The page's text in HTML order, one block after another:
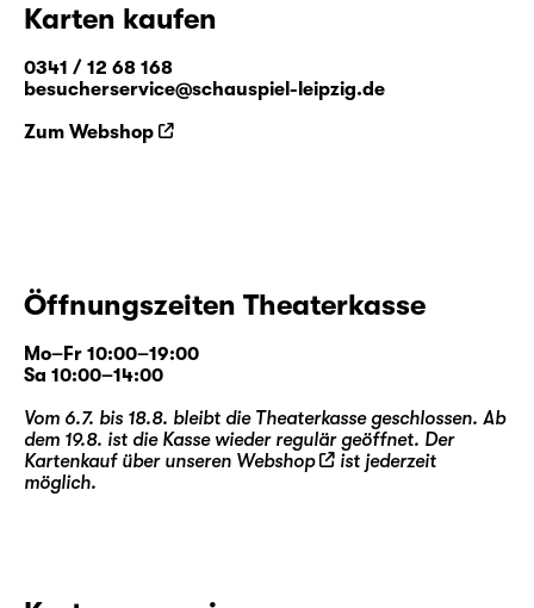
Karten kaufen
0341 / 12 68 168
besucherservice@schauspiel-leipzig.de
Zum Webshop
Öffnungszeiten Theaterkasse
Mo–Fr 10:00–19:00
Sa 10:00–14:00
Vom 6.7. bis 18.8. bleibt die Theaterkasse geschlossen. Ab
dem 19.8. ist die Kasse wieder regulär geöffnet. Der
Kartenkauf über unseren Webshop
ist jederzeit
möglich.